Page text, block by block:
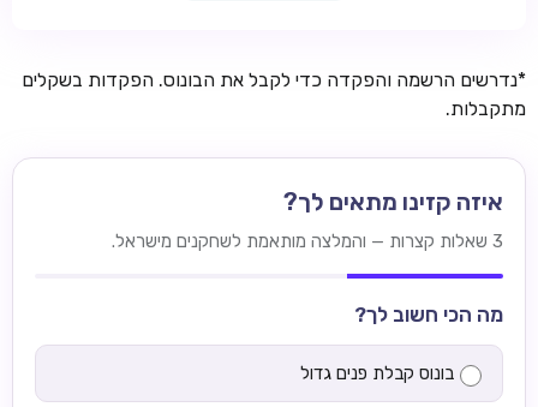
*נדרשים הרשמה והפקדה כדי לקבל את הבונוס. הפקדות בשקלים
מתקבלות.
איזה קזינו מתאים לך?
3 שאלות קצרות — והמלצה מותאמת לשחקנים מישראל.
מה הכי חשוב לך?
בונוס קבלת פנים גדול